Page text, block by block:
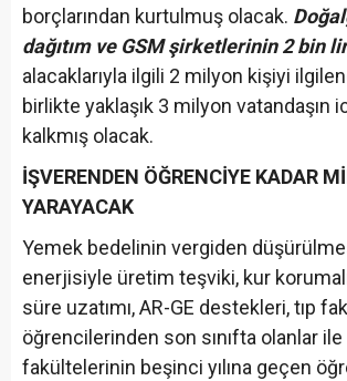
borçlarından kurtulmuş olacak.
dağıtım ve GSM şirketlerinin 2 bin
alacaklarıyla ilgili 2 milyon kişiyi
birlikte yaklaşık 3 milyon vatandaşın
kalkmış olacak.
İŞVERENDEN ÖĞRENCİYE KADAR
YARAYACAK
Yemek bedelinin vergiden
enerjisiyle üretim teşviki, kur
süre uzatımı, AR-GE destekleri, tıp
öğrencilerinden son sınıfta olanlar
fakültelerinin beşinci yılına geçen